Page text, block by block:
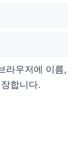
라우저에 이름,
합니다.